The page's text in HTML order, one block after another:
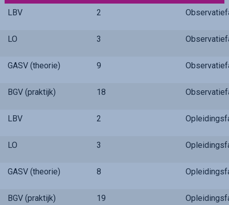
LBV 2
LO 3
GASV (theorie) 9
BGV (praktijk) 18
LBV 2
LO 3
GASV (theorie) 8
BGV (praktijk) 19